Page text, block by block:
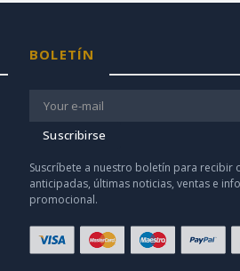
BOLETÍN
Suscribirse
Suscríbete a nuestro boletín para recibir
anticipadas, últimas noticias, ventas e
promocional.